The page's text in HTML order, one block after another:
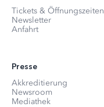
Tickets & Öffnungszeiten
Newsletter
Anfahrt
Presse
Akkreditierung
Newsroom
Mediathek